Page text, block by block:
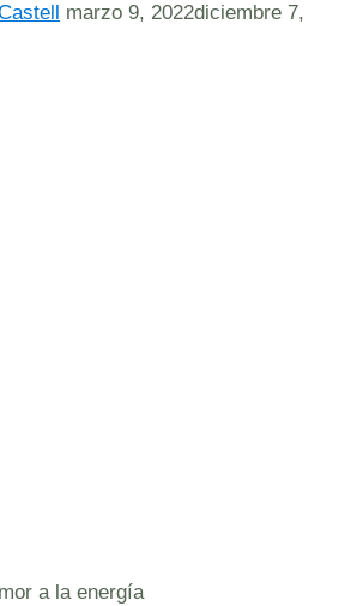
marzo 9, 2022diciembre 7,
a la energía